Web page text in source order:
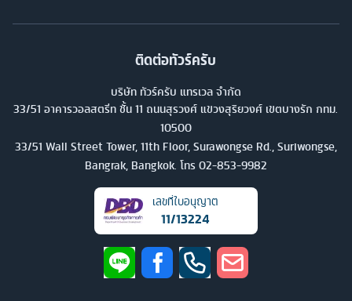
ติดต่อทัวร์ครับ
บริษัท ทัวร์ครับ แทรเวล จำกัด
33/51 อาคารวอลสตรีท ชั้น 11 ถนนสุรวงศ์ แขวงสุริยวงศ์ เขตบางรัก กทม.
10500
33/51 Wall Street Tower, 11th Floor, Surawongse Rd., Suriwongse,
Bangrak, Bangkok. โทร 02-853-9982
เลขที่ใบอนุญาต
11/13224